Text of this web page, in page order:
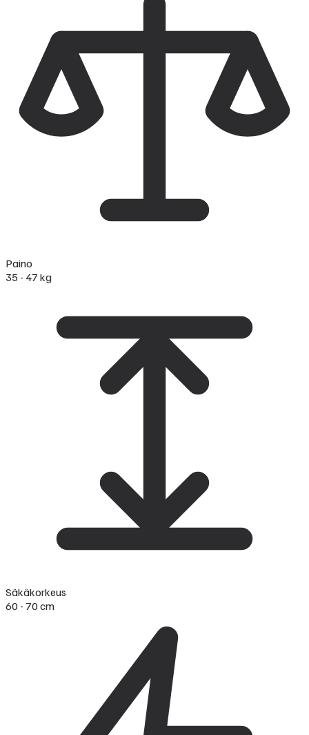
Paino
35 - 47 kg
Säkäkorkeus
60 - 70 cm